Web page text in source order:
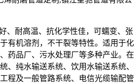
、耐高温、抗化学性佳，可蠕变、张
有机溶剂，不干裂等特性。适用于化
药品厂、污水处理厂等多种产业。在
、纯水输送系统、饮用水输送系统、
程及一般管路系统、电信光缆输配管